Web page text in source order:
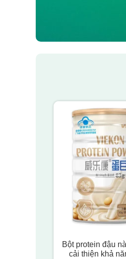
Bột protein đậu
cải thiện khả